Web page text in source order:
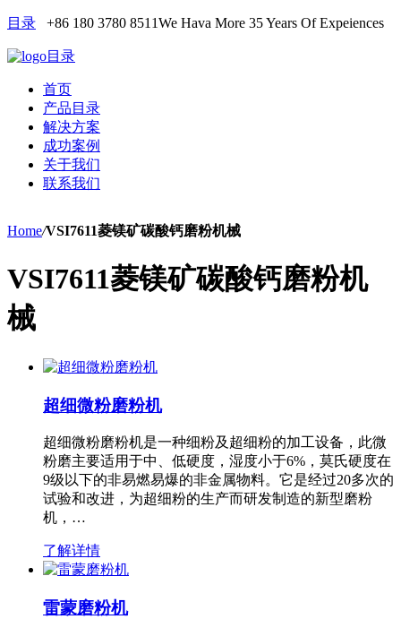
目录 +86 180 3780 8511We Hava More 35 Years Of Expeiences
目录
首页
产品目录
解决方案
成功案例
关于我们
联系我们
Home/VSI7611菱镁矿碳酸钙磨粉机械
VSI7611菱镁矿碳酸钙磨粉机
械
超细微粉磨粉机
超细微粉磨粉机是一种细粉及超细粉的加工设备，此微
粉磨主要适用于中、低硬度，湿度小于6%，莫氏硬度在
9级以下的非易燃易爆的非金属物料。它是经过20多次的
试验和改进，为超细粉的生产而研发制造的新型磨粉
机，…
了解详情
雷蒙磨粉机